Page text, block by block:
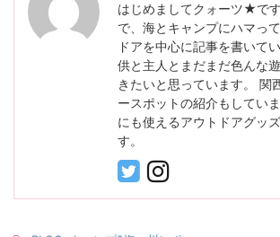
はじめましてクォーツ★で
で、海とキャンプにハマっ
ドアを中心に記事を書いて
供と主人とまだまだ色んな
きたいと思っています。 関
ースポットの紹介もしてい
にも使えるアウトドアグッ
す。